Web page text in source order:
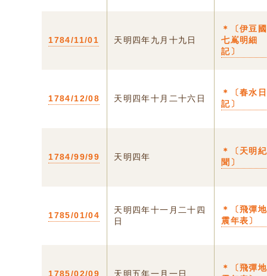
1784/11/01 天明四年九月十九日
＊〔伊豆國
七嶌明細
記〕
1784/12/08 天明四年十月二十六日
＊〔春水日
記〕
1784/99/99 天明四年
＊〔天明紀
聞〕
1785/01/04
天明四年十一月二十四
日
＊〔飛彈地
震年表〕
1785/02/09 天明五年一月一日
＊〔飛彈地